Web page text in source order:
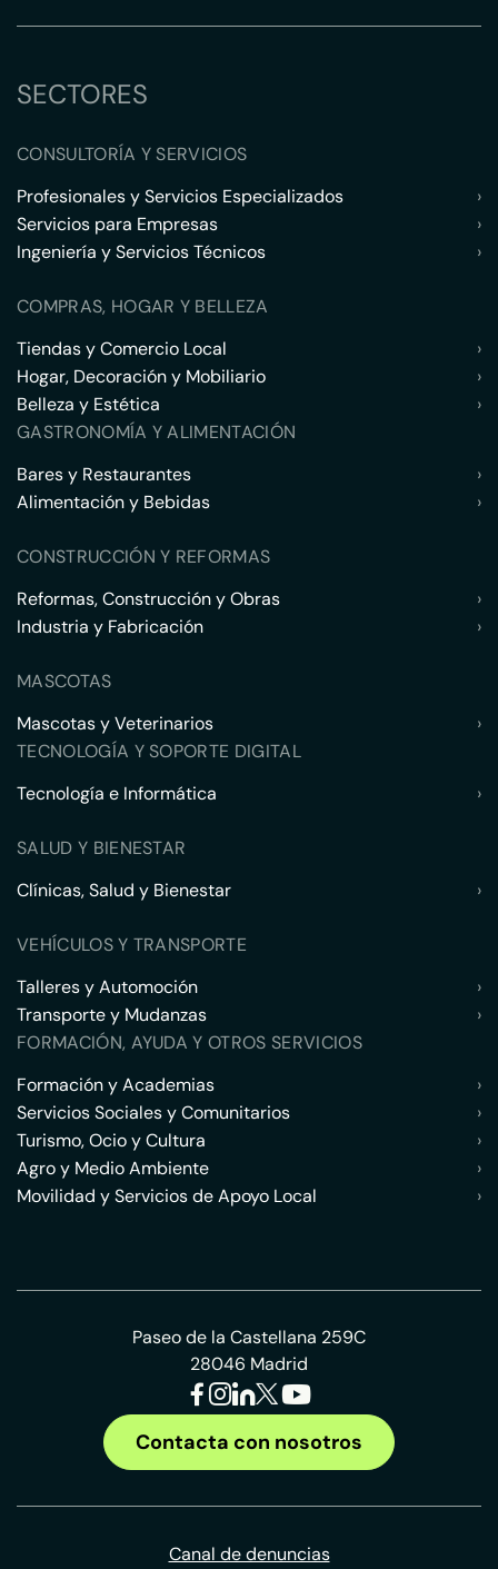
SECTORES
CONSULTORÍA Y SERVICIOS
Profesionales y Servicios Especializados
›
Servicios para Empresas
›
Ingeniería y Servicios Técnicos
›
COMPRAS, HOGAR Y BELLEZA
Tiendas y Comercio Local
›
Hogar, Decoración y Mobiliario
›
Belleza y Estética
›
GASTRONOMÍA Y ALIMENTACIÓN
Bares y Restaurantes
›
Alimentación y Bebidas
›
CONSTRUCCIÓN Y REFORMAS
Reformas, Construcción y Obras
›
Industria y Fabricación
›
MASCOTAS
Mascotas y Veterinarios
›
TECNOLOGÍA Y SOPORTE DIGITAL
Tecnología e Informática
›
SALUD Y BIENESTAR
Clínicas, Salud y Bienestar
›
VEHÍCULOS Y TRANSPORTE
Talleres y Automoción
›
Transporte y Mudanzas
›
FORMACIÓN, AYUDA Y OTROS SERVICIOS
Formación y Academias
›
Servicios Sociales y Comunitarios
›
Turismo, Ocio y Cultura
›
Agro y Medio Ambiente
›
Movilidad y Servicios de Apoyo Local
›
Paseo de la Castellana 259C
28046 Madrid
Contacta con nosotros
Canal de denuncias